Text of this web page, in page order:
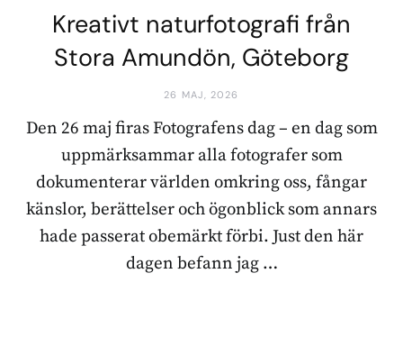
Kreativt naturfotografi från
Stora Amundön, Göteborg
26 MAJ, 2026
Den 26 maj firas Fotografens dag – en dag som
uppmärksammar alla fotografer som
dokumenterar världen omkring oss, fångar
känslor, berättelser och ögonblick som annars
hade passerat obemärkt förbi. Just den här
dagen befann jag …